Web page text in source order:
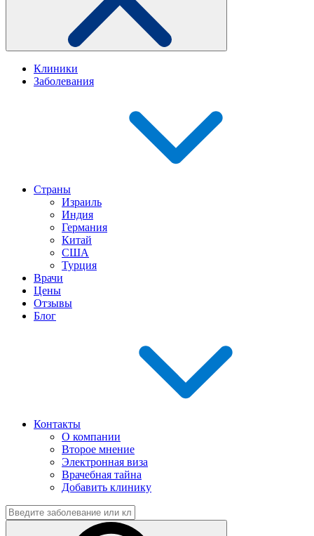
Клиники
Заболевания
Страны
Израиль
Индия
Германия
Китай
США
Турция
Врачи
Цены
Отзывы
Блог
Контакты
О компании
Второе мнение
Электронная виза
Врачебная тайна
Добавить клинику